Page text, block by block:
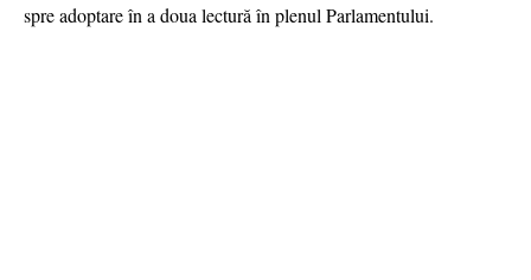
spre adoptare în a doua lectură în plenul Parlamentului.